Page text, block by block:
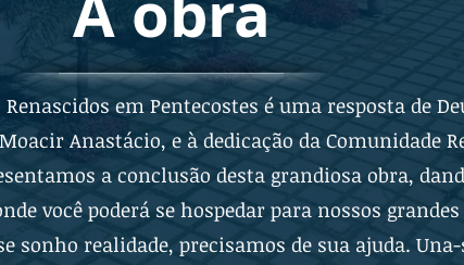
em Pentecostes é uma resposta de
Anastácio, e à dedicação da Comunidade
a conclusão desta grandiosa obra,
você poderá se hospedar para nossos
sonho realidade, precisamos de sua ajuda.